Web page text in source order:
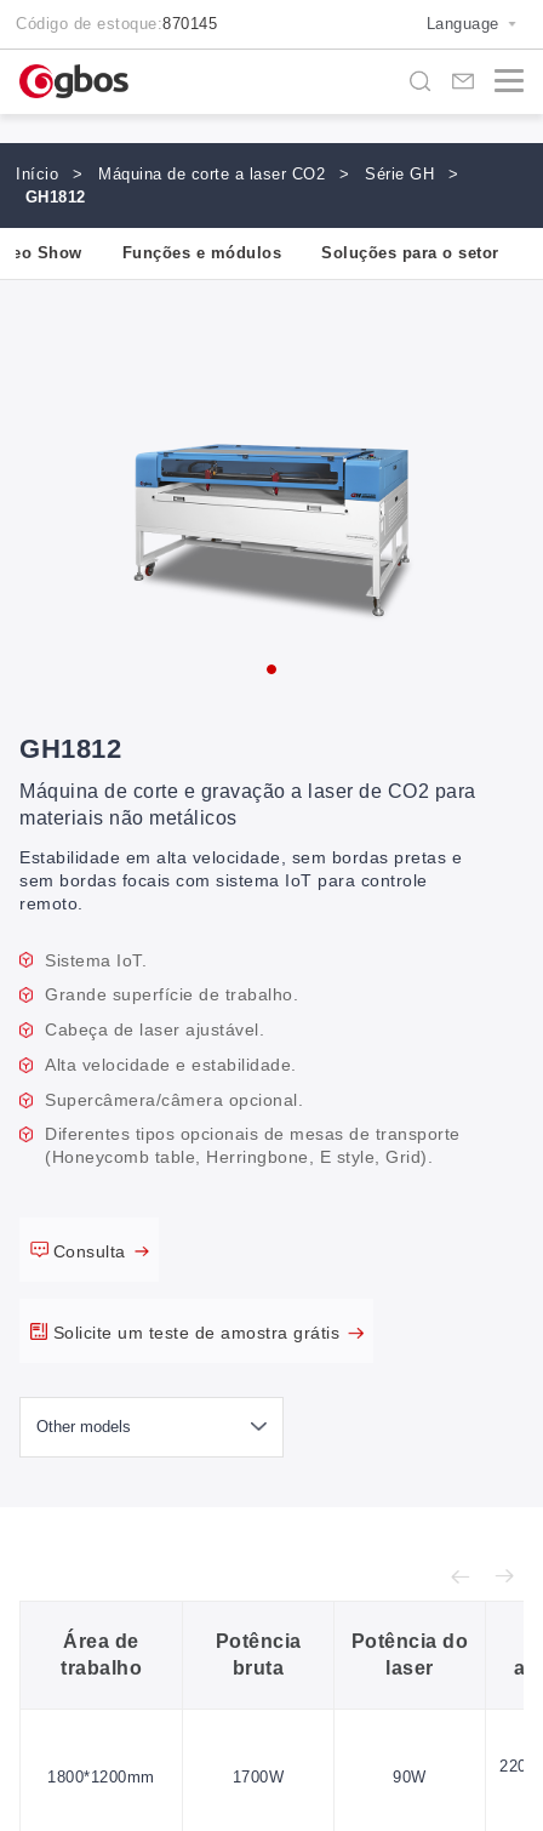
Código de estoque:870145 Language
Início > Máquina de corte a laser CO2 > Série GH
>
GH1812
Show Funções e módulos Soluções para o setor
GH1812
Máquina de corte e gravação a laser de CO2 para
materiais não metálicos
Estabilidade em alta velocidade, sem bordas pretas e
sem bordas focais com sistema IoT para controle
remoto.
Sistema IoT.
Grande superfície de trabalho.
Cabeça de laser ajustável.
Alta velocidade e estabilidade.
Supercâmera/câmera opcional.
Diferentes tipos opcionais de mesas de transporte
(Honeycomb table, Herringbone, E style, Grid).
Consulta
Solicite um teste de amostra grátis
Área de
trabalho
Potência
bruta
Potência do
laser
1800*1200mm 1700W 90W